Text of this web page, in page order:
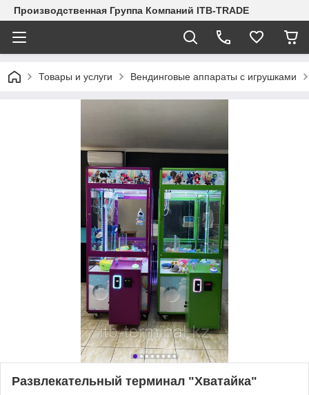
Производственная Группа Компаний ITB-TRADE
Товары и услуги Вендинговые аппараты с игрушками
Развлекательный терминал "Хватайка"